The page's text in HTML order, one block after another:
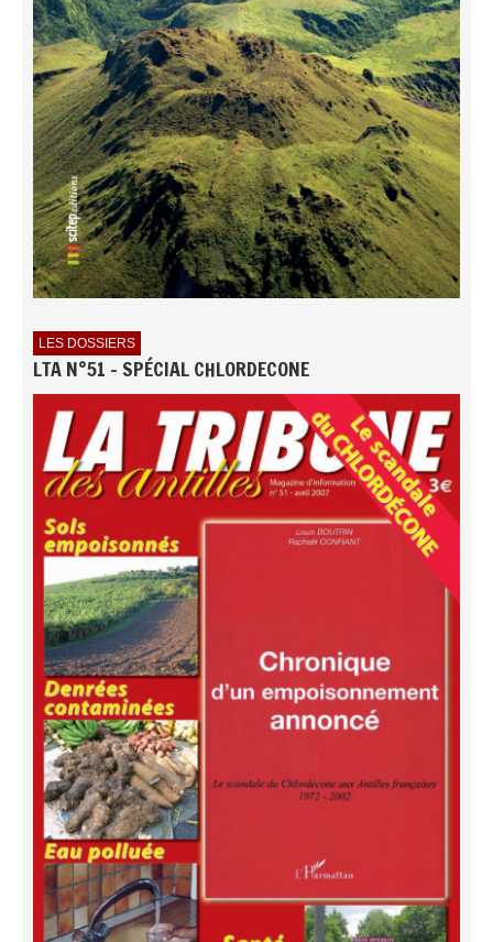
LES DOSSIERS
LTA N°51 - SPÉCIAL CHLORDECONE